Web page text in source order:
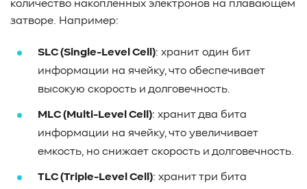
количество накопленных электронов на плавающем
затворе. Например:
SLC (Single-Level Cell): хранит один бит
информации на ячейку, что обеспечивает
высокую скорость и долговечность.
MLC (Multi-Level Cell): хранит два бита
информации на ячейку, что увеличивает
емкость, но снижает скорость и долговечность.
TLC (Triple-Level Cell): хранит три бита